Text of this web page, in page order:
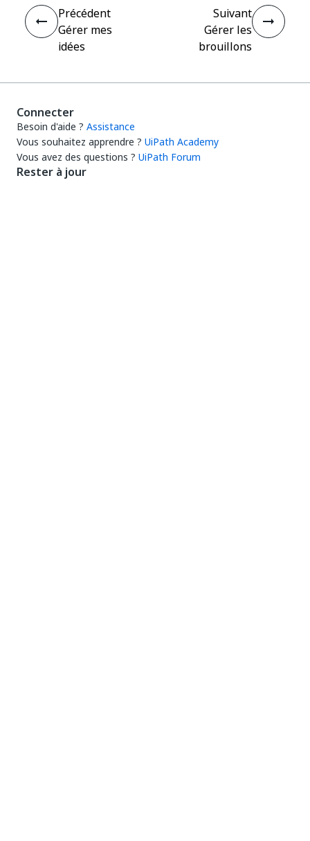
Précédent
Gérer mes
idées
Suivant
Gérer les
brouillons
Connecter
Besoin d'aide ? Assistance
Vous souhaitez apprendre ? UiPath Academy
Vous avez des questions ? UiPath Forum
Rester à jour